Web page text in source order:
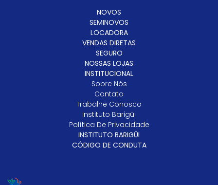
NOVOS
SEMINOVOS
LOCADORA
VENDAS DIRETAS
SEGURO
NOSSAS LOJAS
INSTITUCIONAL
Sobre Nós
Contato
Trabalhe Conosco
Instituto Barigüi
Política De Privacidade
INSTITUTO BARIGÜI
CÓDIGO DE CONDUTA